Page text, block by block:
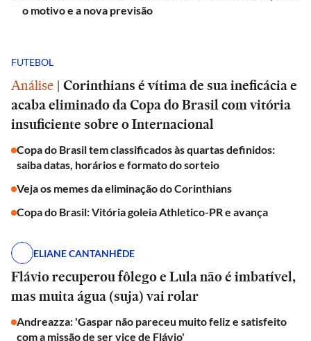
o motivo e a nova previsão
FUTEBOL
Análise | Corinthians é vítima de sua ineficácia e
acaba eliminado da Copa do Brasil com vitória
insuficiente sobre o Internacional
Copa do Brasil tem classificados às quartas definidos:
saiba datas, horários e formato do sorteio
Veja os memes da eliminação do Corinthians
Copa do Brasil: Vitória goleia Athletico-PR e avança
ELIANE CANTANHÊDE
Flávio recuperou fôlego e Lula não é imbatível,
mas muita água (suja) vai rolar
Andreazza: 'Gaspar não pareceu muito feliz e satisfeito
com a missão de ser vice de Flávio'